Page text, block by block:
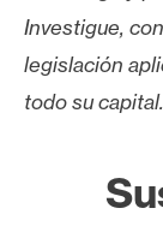
Investigue,
legislación
todo su capital.